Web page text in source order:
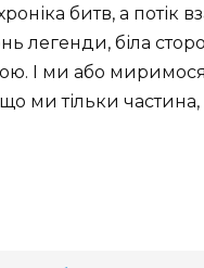
битв, а потік
легенди, біла
І ми або
ми тільки